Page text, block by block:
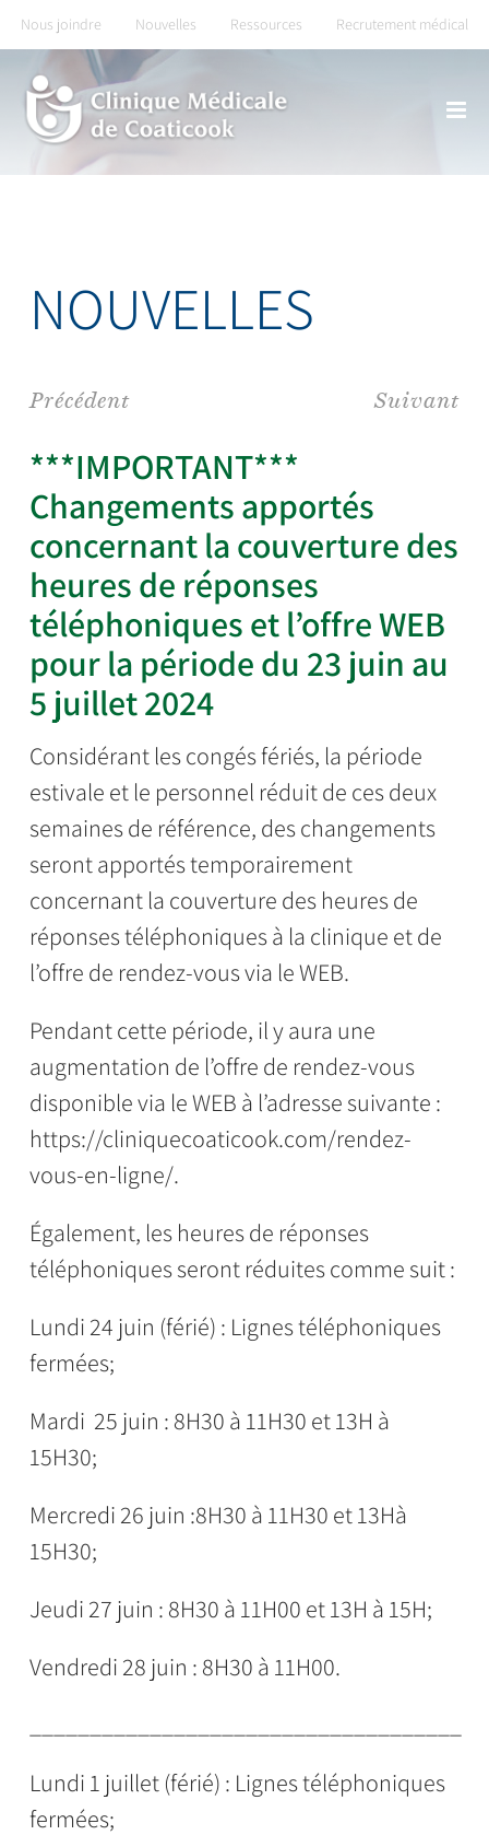
Skip
to
content
Nous joindre Nouvelles Ressources Recrutement médical
NOUVELLES
Précédent Suivant
***IMPORTANT***
Changements apportés
concernant la couverture des
heures de réponses
téléphoniques et l’offre WEB
pour la période du 23 juin au
5 juillet 2024
Considérant les congés fériés, la période
estivale et le personnel réduit de ces deux
semaines de référence, des changements
seront apportés temporairement
concernant la couverture des heures de
réponses téléphoniques à la clinique et de
l’offre de rendez-vous via le WEB.
Pendant cette période, il y aura une
augmentation de l’offre de rendez-vous
disponible via le WEB à l’adresse suivante :
https://cliniquecoaticook.com/rendez-
vous-en-ligne/.
Également, les heures de réponses
téléphoniques seront réduites comme suit :
Lundi 24 juin (férié) : Lignes téléphoniques
fermées;
Mardi 25 juin : 8H30 à 11H30 et 13H à
15H30;
Mercredi 26 juin :8H30 à 11H30 et 13Hà
15H30;
Jeudi 27 juin : 8H30 à 11H00 et 13H à 15H;
Vendredi 28 juin : 8H30 à 11H00.
Lundi 1 juillet (férié) : Lignes téléphoniques
fermées;